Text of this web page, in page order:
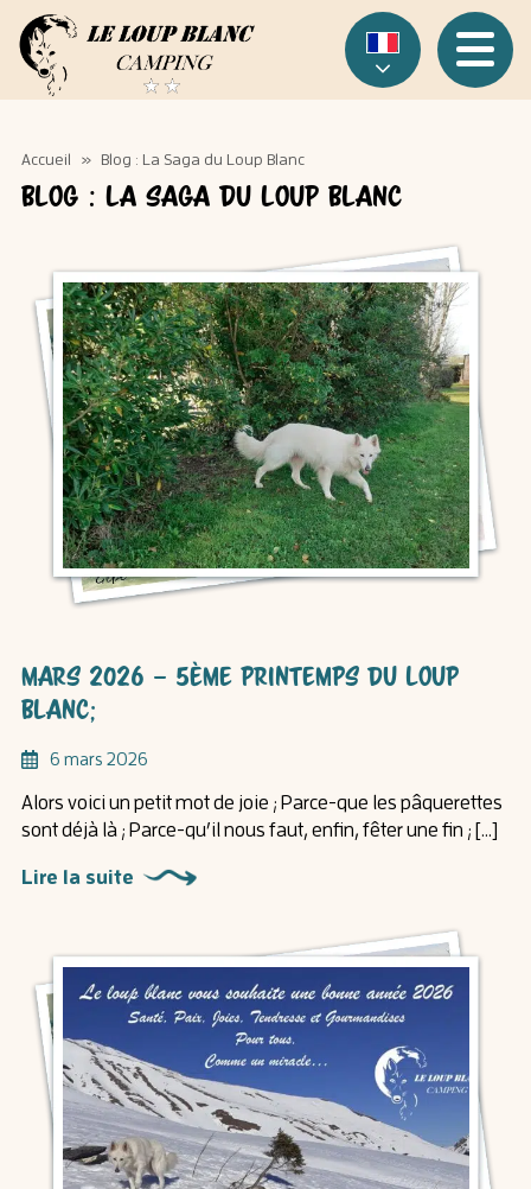
Menu
Accueil » Blog : La Saga du Loup Blanc
Blog : La Saga du Loup Blanc
Mars 2026 – 5ème printemps du loup
blanc;
6 mars 2026
Alors voici un petit mot de joie ; Parce-que les pâquerettes
sont déjà là ; Parce-qu’il nous faut, enfin, fêter une fin ; […]
Lire la suite
Panneau de gestion des cookies